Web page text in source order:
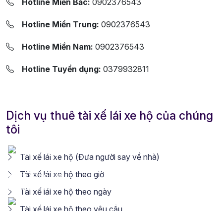
Hotline Miền Trung: 0902376543
Hotline Miền Nam: 0902376543
Hotline Tuyển dụng: 0379932811
Dịch vụ thuê tài xế lái xe hộ của chúng
tôi
Tài xế lái xe hộ (Đưa người say về nhà)
Tài xế lái xe hộ theo giờ
Tài xế lái xe hộ theo ngày
Tài xế lái xe hộ theo yêu cầu